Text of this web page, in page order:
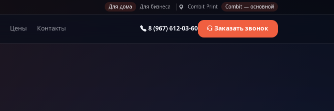
Для дома Для бизнеса Combit Print Combit — основной
Цены Контакты 8 (967) 612-03-60 Заказать звонок